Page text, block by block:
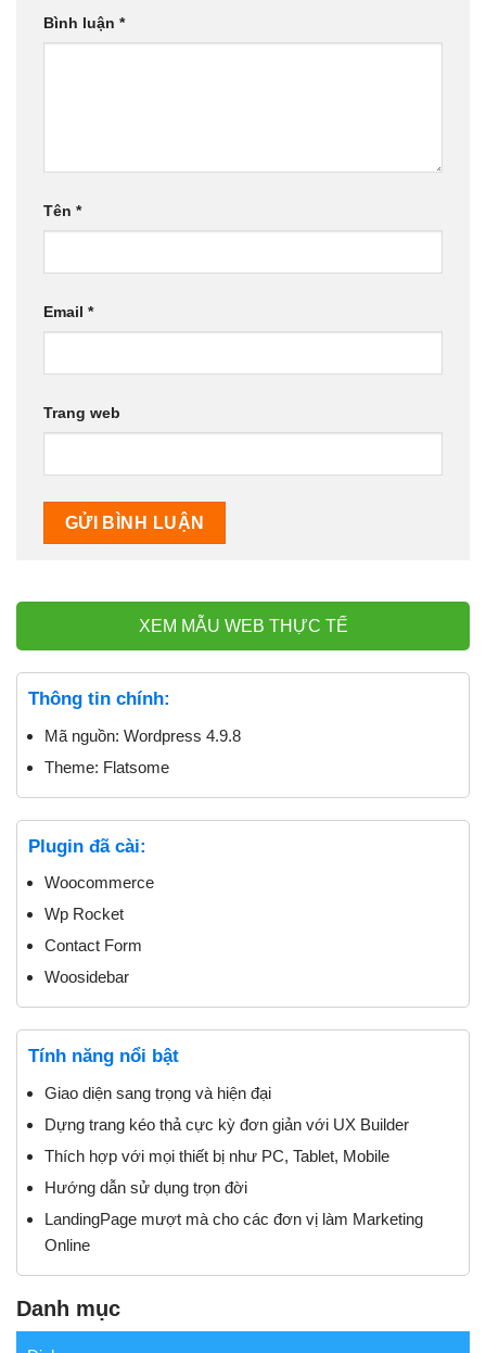
Bình luận *
Tên *
Email *
Trang web
XEM MẪU WEB THỰC TẾ
Thông tin chính:
Mã nguồn: Wordpress 4.9.8
Theme: Flatsome
Plugin đã cài:
Woocommerce
Wp Rocket
Contact Form
Woosidebar
Tính năng nổi bật
Giao diện sang trọng và hiện đại
Dựng trang kéo thả cực kỳ đơn giản với UX Builder
Thích hợp với mọi thiết bị như PC, Tablet, Mobile
Hướng dẫn sử dụng trọn đời
LandingPage mượt mà cho các đơn vị làm Marketing
Online
Danh mục